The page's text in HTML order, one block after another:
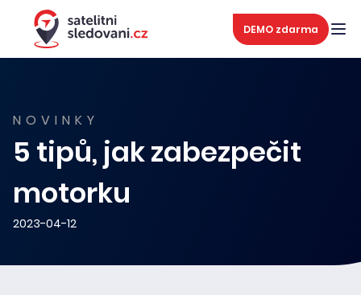
DEMO zdarma
NOVINKY
5 tipů, jak zabezpečit
motorku
2023-04-12